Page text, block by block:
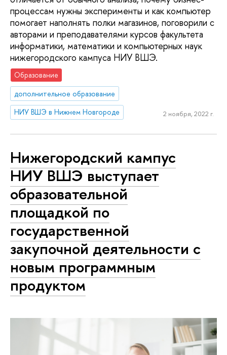
процессам нужны эксперименты и как компьютер
помогает наполнять полки магазинов, поговорили с
авторами и преподавателями курсов факультета
информатики, математики и компьютерных наук
нижегородского кампуса НИУ ВШЭ.
Образование
дополнительное образование
НИУ ВШЭ в Нижнем Новгороде
2 ноября, 2022 г.
Нижегородский кампус
НИУ ВШЭ выступает
образовательной
площадкой по
государственной
закупочной деятельности с
новым программным
продуктом